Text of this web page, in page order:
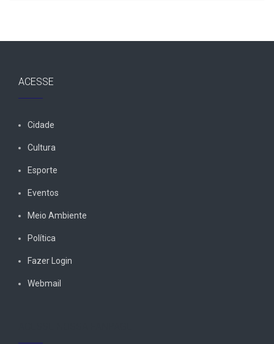
ACESSE
Cidade
Cultura
Esporte
Eventos
Meio Ambiente
Política
Fazer Login
Webmail